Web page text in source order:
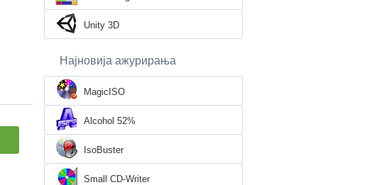
Unity 3D
Најновија ажурирања
MagicISO
Alcohol 52%
IsoBuster
Small CD-Writer